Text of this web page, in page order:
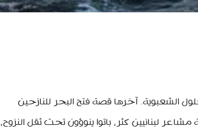
الشعبوية. آخرها قصة فتح البحر للنازحين
لبنانيين كثر، باتوا ينوؤون تحت ثقل النزوح،